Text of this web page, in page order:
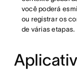
você poderá
ou registrar os
de várias etapas.